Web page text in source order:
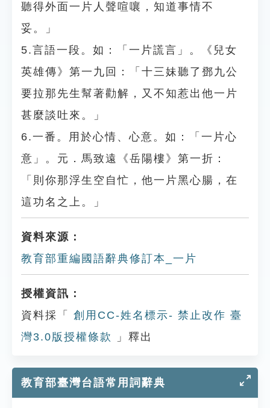
聽得外面一片人聲喧嚷，知道事情不
妥。」
5.言語一段。如：「一片謊言」。《兒女
英雄傳》第一九回：「十三妹聽了鄧九公
要拉那先生幫著勸解，又不知惹出他一片
甚麼談吐來。」
6.一番。用於心情、心意。如：「一片心
意」。元．馬致遠《岳陽樓》第一折：
「則你那浮生空自忙，他一片黑心腸，在
這功名之上。」
資料來源：
教育部重編國語辭典修訂本_一片
授權資訊：
資料採「
創用CC-姓名標示- 禁止改作 臺
灣3.0版授權條款
」釋出
教育部臺灣台語常用詞辭典